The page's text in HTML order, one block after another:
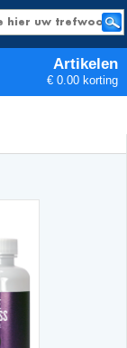
Artikelen
€ 0.00 korting